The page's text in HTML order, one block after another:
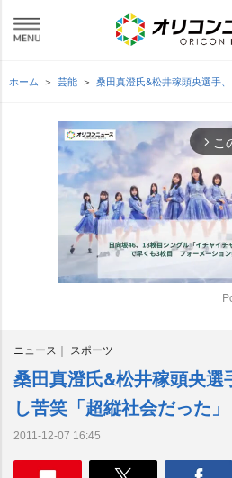
ホーム 芸能 桑田真澄氏&松井稼頭央選手
arrow_forward_ios こ
ニュース スポーツ
桑田真澄氏&松井稼頭央選
し苦笑「超縦社会だった」
2011-12-07 16:45